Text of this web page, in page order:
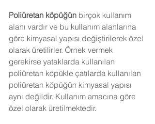
Poliüretan köpüğün birçok kullanım
alanı vardır ve bu kullanım alanlarına
göre kimyasal yapısı değiştirilerek özel
olarak üretilirler. Örnek vermek
gerekirse yataklarda kullanılan
poliüretan köpükle çatılarda kullanılan
poliüretan köpüğün kimyasal yapısı
aynı değildir. Kullanım amacına göre
özel olarak üretilmektedir.